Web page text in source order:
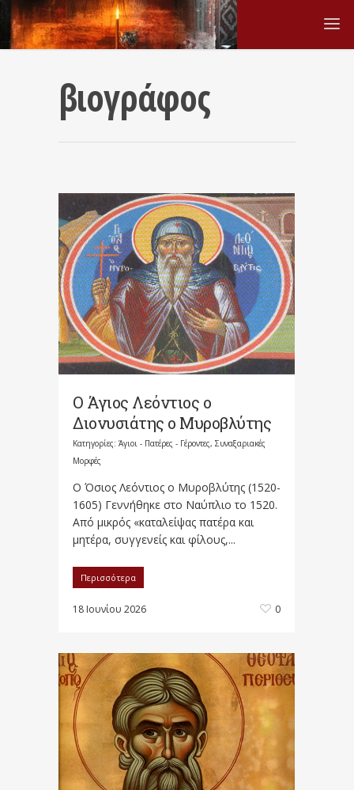
βιογράφος
Ο Άγιος Λεόντιος ο
Διονυσιάτης ο Μυροβλύτης
Κατηγορίες: Άγιοι - Πατέρες - Γέροντες, Συναξαριακές
Μορφές
O Όσιος Λεόντιος ο Μυροβλύτης (1520-
1605) Γεννήθηκε στο Ναύπλιο το 1520.
Από μικρός «καταλείψας πατέρα και
μητέρα, συγγενείς και φίλους,...
Περισσότερα
18 Ιουνίου 2026 0